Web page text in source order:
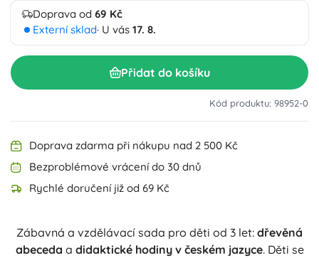
Doprava od 69 Kč
Externí sklad· U vás 17. 8.
Přidat do košíku
Kód produktu: 98952-0
Doprava zdarma při nákupu nad 2 500 Kč
Bezproblémové vrácení do 30 dnů
Rychlé doručení již od 69 Kč
Zábavná a vzdělávací sada pro děti od 3 let: dřevěná
abeceda a didaktické hodiny v českém jazyce. Děti se